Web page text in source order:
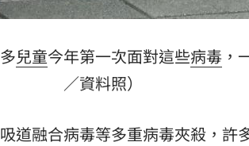
兒童今年第一次面對這些病毒 ，
／資料照）
吸道融合病毒等多重病毒夾殺，許